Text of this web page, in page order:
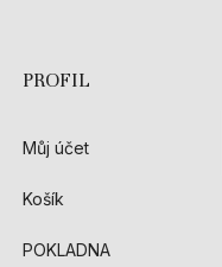
PROFIL
Můj účet
Košík
POKLADNA